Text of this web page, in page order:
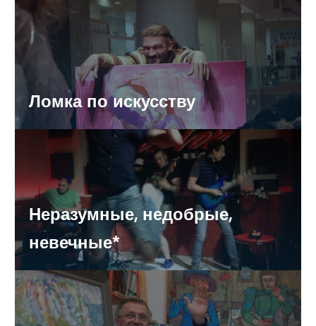
Здоровье областных чиновников застрахуют на 22
миллиона рублей
Выходные в области будут дождливые
В Жигулевске из-за 19 700 рублей жестоко убили
пожилую пару
Серийный квартирный вор из области стал фигурантом
сразу 38 уголовных дел
Аллергены в жизни человека: виды, механизм развития
болезни и как от них защититься
Стала известна точная дата открытия Южного моста
Ломка по искусству
Неразумные, недобрые,
невечные*